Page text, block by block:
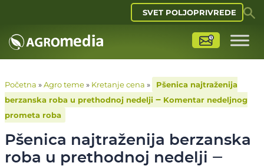
SVET POLJOPRIVREDE
Početna »Agro teme» Kretanje cena »
Pšenica najtraženija
berzanska roba u prethodnoj nedelji ‒ Komentar nedeljnog
prometa roba
Pšenica najtraženija berzanska
roba u prethodnoj nedelji ‒